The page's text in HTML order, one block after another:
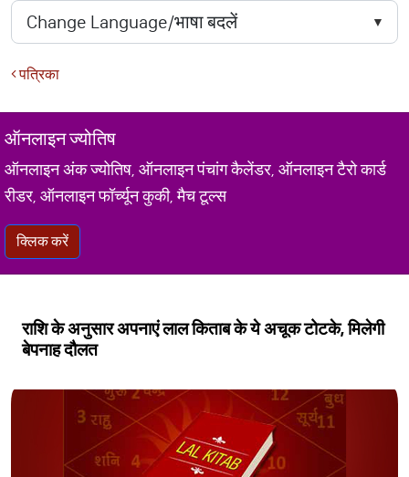
पत्रिका
ऑनलाइन ज्योतिष
ऑनलाइन अंक ज्योतिष, ऑनलाइन पंचांग कैलेंडर, ऑनलाइन टैरो कार्ड
रीडर, ऑनलाइन फॉर्च्यून कुकी, मैच टूल्स
क्लिक करें
राशि के अनुसार अपनाएं लाल किताब के ये अचूक टोटके, मिलेगी
बेपनाह दौलत